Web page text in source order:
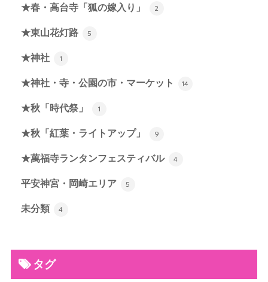
★春・高台寺「狐の嫁入り」 2
★東山花灯路 5
★神社 1
★神社・寺・公園の市・マーケット 14
★秋「時代祭」 1
★秋「紅葉・ライトアップ」 9
★萬福寺ランタンフェスティバル 4
平安神宮・岡崎エリア 5
未分類 4
タグ